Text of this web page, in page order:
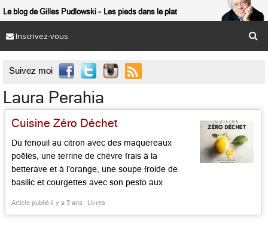
Le blog de Gilles Pudlowski Les pieds dans le plat
Inscrivez-vous
Suivez moi 
Laura Perahia
Cuisine Zéro Déchet
Du fenouil au citron avec des maquereaux
poêlés, une terrine de chèvre frais à la
betterave et à l’orange, une soupe froide de
basilic et courgettes avec son pesto aux
encore des aubergines rôties avec tomates et
Article publié il y a 5 ans Livres